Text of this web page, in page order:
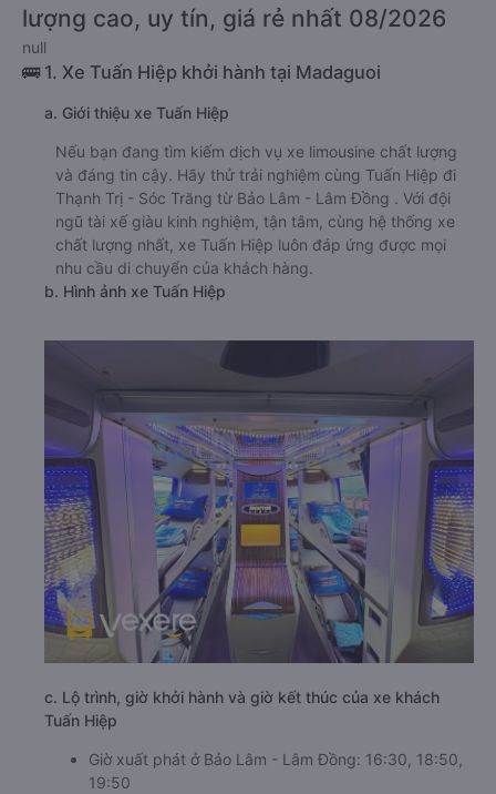
lượng cao, uy tín, giá rẻ nhất 08/2026
null
🚌 1. Xe Tuấn Hiệp khởi hành tại Madaguoi
a. Giới thiệu xe Tuấn Hiệp
Nếu bạn đang tìm kiếm dịch vụ xe limousine chất lượng
và đáng tin cậy. Hãy thử trải nghiệm cùng Tuấn Hiệp đi
Thạnh Trị - Sóc Trăng từ Bảo Lâm - Lâm Đồng . Với đội
ngũ tài xế giàu kinh nghiệm, tận tâm, cùng hệ thống xe
chất lượng nhất, xe Tuấn Hiệp luôn đáp ứng được mọi
nhu cầu di chuyển của khách hàng.
b. Hình ảnh xe Tuấn Hiệp
c. Lộ trình, giờ khởi hành và giờ kết thúc của xe khách
Tuấn Hiệp
Giờ xuất phát ở Bảo Lâm - Lâm Đồng: 16:30, 18:50,
19:50